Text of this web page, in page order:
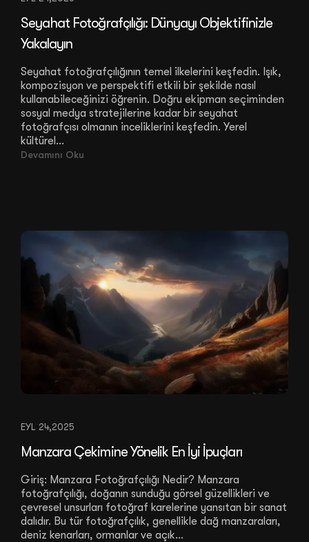
Seyahat Fotoğrafçılığı: Dünyayı Objektifinizle
Yakalayın
Seyahat fotoğrafçılığının temel ilkelerini keşfedin. Işık,
kompozisyon ve perspektifi etkili bir şekilde nasıl
kullanabileceğinizi öğrenin. Doğru ekipman seçiminden
sosyal medya stratejilerine kadar bir seyahat
fotoğrafçısı olmanın inceliklerini keşfedin. Yerel
kültürel...
Devamını Oku
EYL 24,2025
Manzara Çekimine Yönelik En İyi İpuçları
Giriş: Manzara Fotoğrafçılığı Nedir? Manzara
fotoğrafçılığı, doğanın sunduğu görsel güzellikleri ve
çevresel unsurları fotoğraf karelerine yansıtan bir sanat
dalıdır. Bu tür fotoğrafçılık, genellikle dağ manzaraları,
deniz kenarları, ormanlar ve açık...